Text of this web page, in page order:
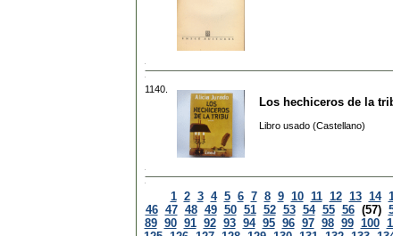
1140.
Los hechiceros de la
Libro usado (Castellano)
1 2 3 4 5 6 7 8 9 10 11 12 13 14
46 47 48 49 50 51 52 53 54 55 56 (57)
89 90 91 92 93 94 95 96 97 98 99 100